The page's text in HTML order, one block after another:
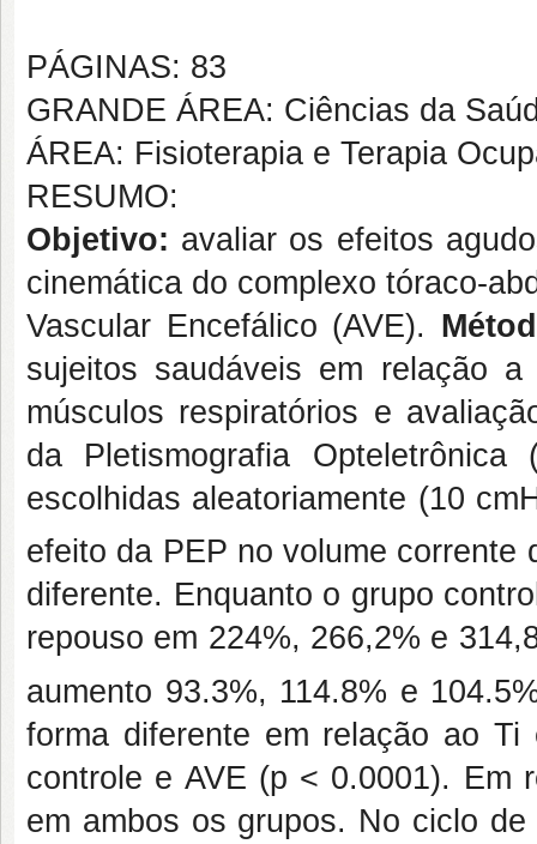
PÁGINAS: 83
GRANDE ÁREA: Ciências da
ÁREA: Fisioterapia e Terapia
RESUMO:
Objetivo: avaliar os efeitos
cinemática do complexo tóraco-
Vascular Encefálico (AVE).
sujeitos saudáveis em relação
músculos respiratórios e
da Pletismografia
escolhidas aleatoriamente (10
efeito da PEP no volume corrente
diferente. Enquanto o grupo
repouso em 224%, 266,2% e
aumento 93.3%, 114.8% e
forma diferente em relação ao
controle e AVE (p < 0.0001). Em
em ambos os grupos. No ciclo